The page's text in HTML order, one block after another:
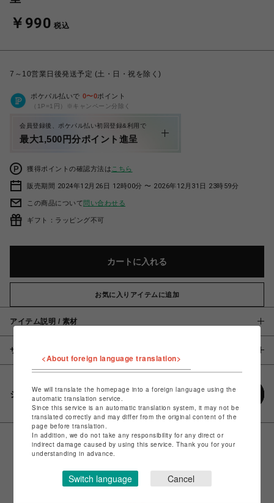
￥990 税込
7～10営業日後発送予定 (土・日・祝を除く)
ポケパル払いで 0〜0ポイント
（1P=1円）※キャンペーン分除く
会員登録後、ポケパル払い初回登録&利用で
最大1,500円分ポイント進呈
獲得ポイントの確認方法は こちら
販売期間 2024年12月26日 12時00分 〜 2026年12月31日 23時59分
この商品について問い合わせる
ギフト：ラッピング不可
カートに入れる
お気に入りアイテムに追加
アイテム説明 / 素材
サイズ
シェアする
<About foreign language translation>
We will translate the homepage into a foreign language using the
automatic translation service.
Since this service is an automatic translation system, it may not be
translated correctly and may differ from the original content of the
page before translation.
In addition, we do not take any responsibility for any direct or
indirect damage caused by using this service. Thank you for your
understanding in advance.
Switch language Cancel